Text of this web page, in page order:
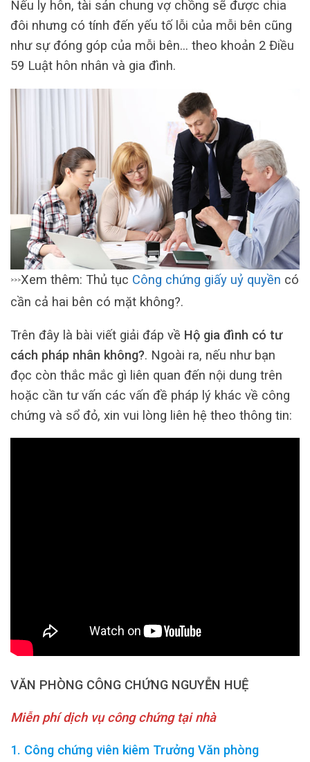
Nếu ly hôn, tài sản chung vợ chồng sẽ được chia
đôi nhưng có tính đến yếu tố lỗi của mỗi bên cũng
như sự đóng góp của mỗi bên… theo khoản 2 Điều
59 Luật hôn nhân và gia đình.
>>>Xem thêm: Thủ tục Công chứng giấy uỷ quyền có
cần cả hai bên có mặt không?.
Trên đây là bài viết giải đáp về Hộ gia đình có tư
cách pháp nhân không?. Ngoài ra, nếu như bạn
đọc còn thắc mắc gì liên quan đến nội dung trên
hoặc cần tư vấn các vấn đề pháp lý khác về công
chứng và sổ đỏ, xin vui lòng liên hệ theo thông tin:
VĂN PHÒNG CÔNG CHỨNG NGUYỄN HUỆ
Miễn phí dịch vụ công chứng tại nhà
1. Công chứng viên kiêm Trưởng Văn phòng